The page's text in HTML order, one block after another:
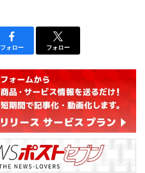
フォロー フォロー